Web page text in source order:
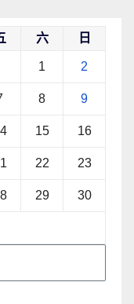
六 日
1 2
8 9
15 16
22 23
29 30